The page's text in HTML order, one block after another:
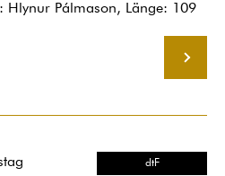
Hlynur Pálmason, Länge: 109
dtF